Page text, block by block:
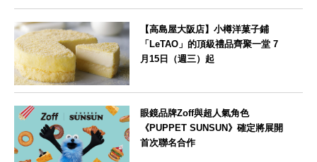
【高島屋大阪店】小樽洋菓子鋪
「LeTAO」的頂級禮品齊聚一堂 7
月15日（週三）起
眼鏡品牌Zoff與超人氣角色
《PUPPET SUNSUN》確定將展開
首次聯名合作